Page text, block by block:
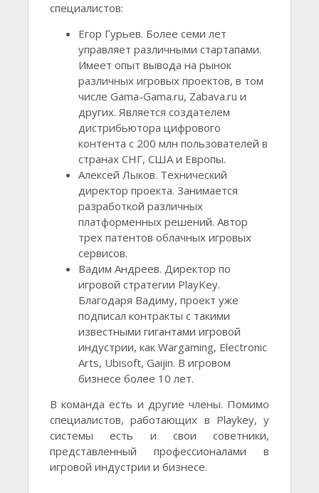
специалистов:
Егор Гурьев. Более семи лет
управляет различными стартапами.
Имеет опыт вывода на рынок
различных игровых проектов, в том
числе Gama-Gama.ru, Zabava.ru и
других. Является создателем
дистрибьютора цифрового
контента с 200 млн пользователей в
странах СНГ, США и Европы.
Алексей Лыков. Технический
директор проекта. Занимается
разработкой различных
платформенных решений. Автор
трех патентов облачных игровых
сервисов.
Вадим Андреев. Директор по
игровой стратегии PlayKey.
Благодаря Вадиму, проект уже
подписал контракты с такими
известными гигантами игровой
индустрии, как Wargaming, Electronic
Arts, Ubisoft, Gaijin. В игровом
бизнесе более 10 лет.
В команда есть и другие члены. Помимо
специалистов, работающих в Playkey, у
системы есть и свои советники,
представленный профессионалами в
игровой индустрии и бизнесе.